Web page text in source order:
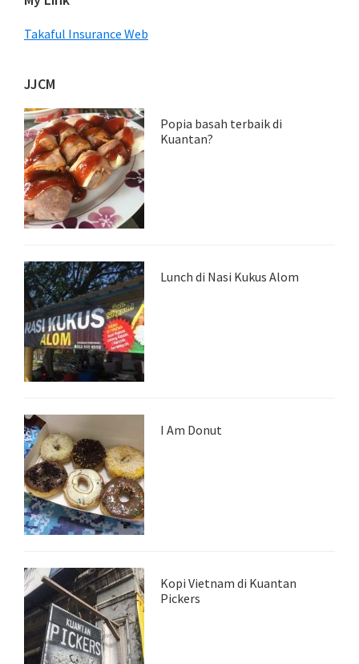
Takaful Insurance Web
JJCM
Popia basah terbaik di
Kuantan?
Lunch di Nasi Kukus Alom
I Am Donut
Kopi Vietnam di Kuantan
Pickers